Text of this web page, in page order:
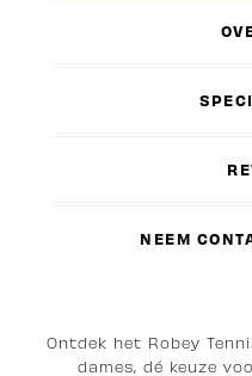
NEEM
Ontdek het Robey
dames, dé keuze